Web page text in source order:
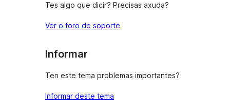
Tes algo que dicir? Precisas axuda?
Ver o foro de soporte
Informar
Ten este tema problemas importantes?
Informar deste tema